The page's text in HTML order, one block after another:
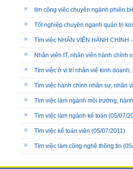
tìm công việc chuyên ngành phiên
Tốt nghiệp chuyên nganh quản trị
Tìm việc NHÂN VIÊN HÀNH CHÍNH
Nhân viên IT, nhân viên hành chính
Tìm việc ở vị trí nhân viê kinh
Tìm việc hành chính nhân sự, nhân
Tìm việc làm ngành môi trường,
Tìm việc làm ngành kế toán (05/07/
Tìm việc kế toán viên (05/07/2011)
Tìm việc làm công nghệ thông tin